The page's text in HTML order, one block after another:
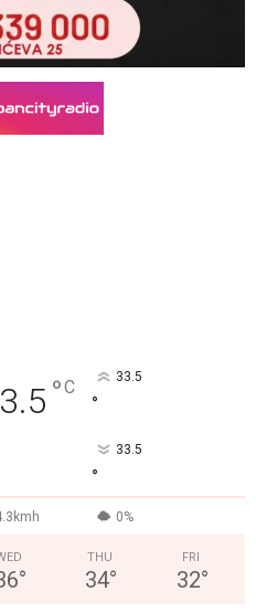
°C 33.5
°
33.5
°
0%
°
THU
34°
FRI
32°